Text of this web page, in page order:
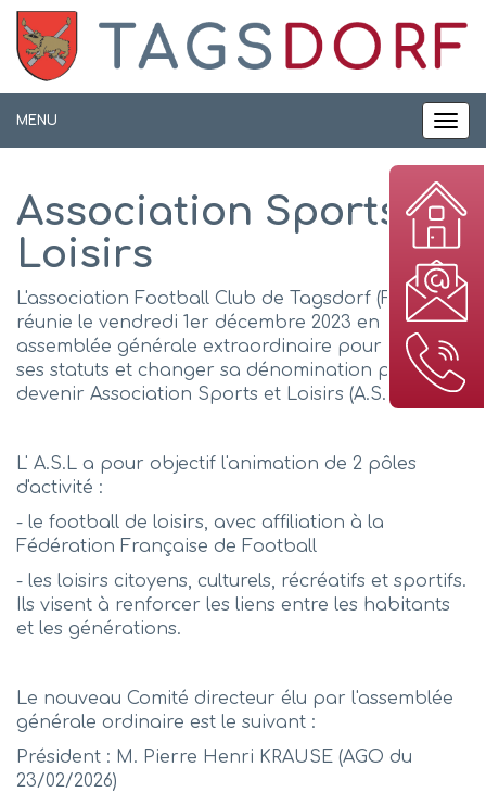
MENU
Association Sports et
Loisirs
L'association Football Club de Tagsdorf (FCT) s'est
réunie le vendredi 1er décembre 2023 en
assemblée générale extraordinaire pour modifier
ses statuts et changer sa dénomination pour
devenir Association Sports et Loisirs (A.S.L).
L' A.S.L a pour objectif l'animation de 2 pôles
d'activité :
- le football de loisirs, avec affiliation à la
Fédération Française de Football
- les loisirs citoyens, culturels, récréatifs et sportifs.
Ils visent à renforcer les liens entre les habitants
et les générations.
Le nouveau Comité directeur élu par l'assemblée
générale ordinaire est le suivant :
Président : M. Pierre Henri KRAUSE (AGO du
23/02/2026)
Panneau de gestion des cookies